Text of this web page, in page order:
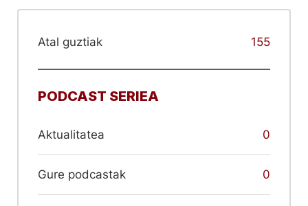
Atal guztiak 155
PODCAST SERIEA
Aktualitatea 0
Gure podcastak 0